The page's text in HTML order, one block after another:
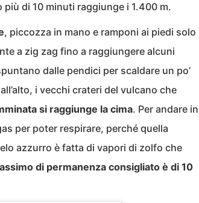
di 10 minuti raggiunge i 1.400 m.
, piccozza in mano e ramponi ai piedi solo
a zig zag fino a raggiungere alcuni
dalle pendici per scaldare un po’
i vecchi crateri del vulcano che
si raggiunge la cima. Per andare in
per poter respirare, perché quella
azzurro è fatta di vapori di zolfo che
di permanenza consigliato è di 10